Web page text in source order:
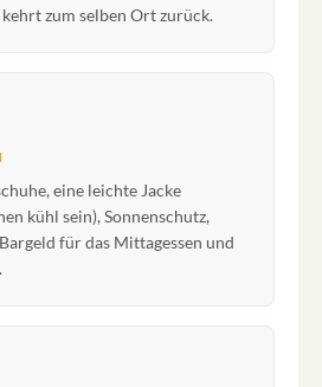
zum selben Ort zurück.
eine leichte Jacke
kühl sein), Sonnenschutz,
für das Mittagessen und